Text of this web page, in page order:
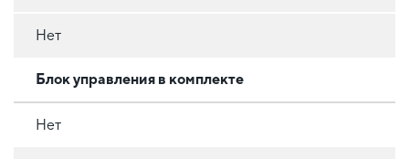
Нет
Блок управления в комплекте
Нет